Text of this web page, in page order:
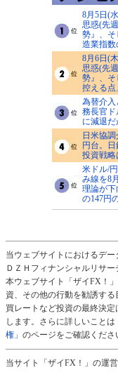
8月5日(
思惑(先
勢』、
造業指
8月6日(
思惑(先
勢』、そ
控える
為替介入
務長官ド
に減退
日米協
円台。
投資戦略
米ドル/
み線を8
理論が下
の147円
当ウェブサイトにおけるデー
ＤＺＨフィナンシャルリサ
本ウェブサイト「ザイFX！
資、その他の行動を勧誘す
買レートなど投資の最終決
します。さらに詳しいことは
権」 のページをご確認くださ
当サイト「ザイFX！」の運